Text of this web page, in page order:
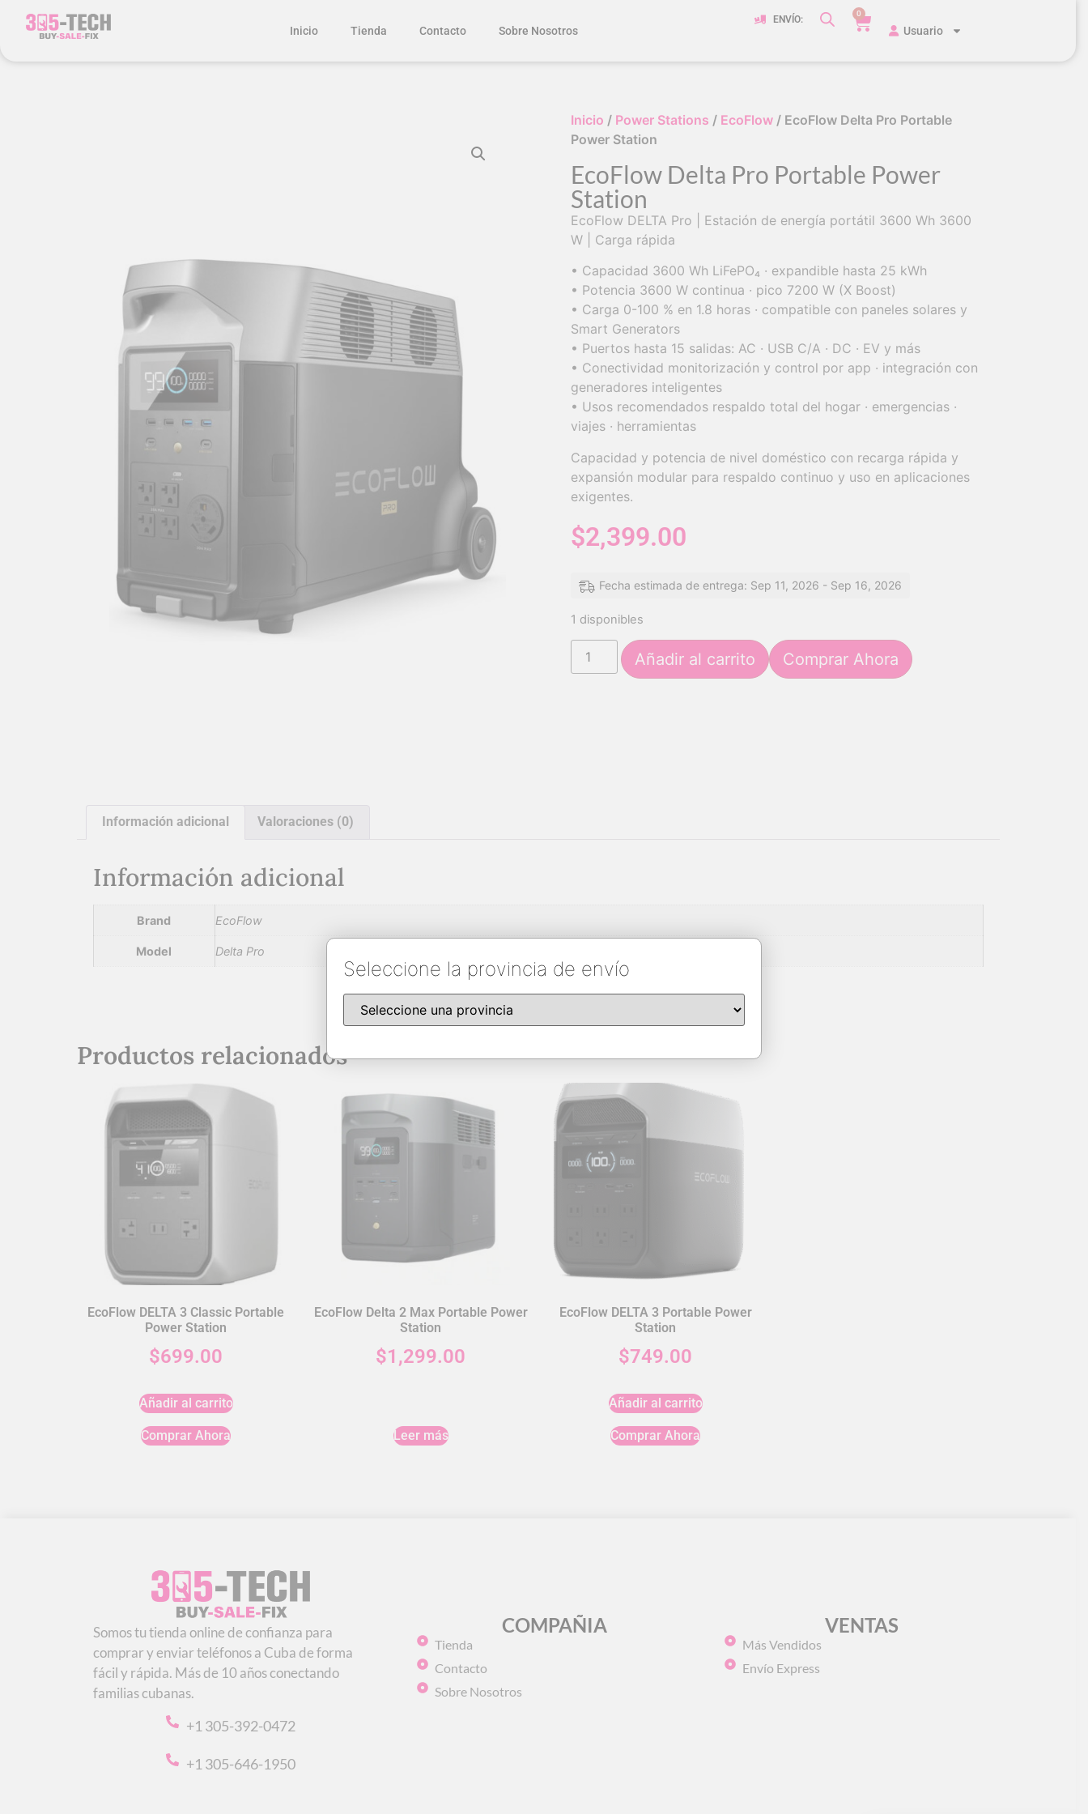
Inicio Tienda Contacto Sobre Nosotros
ENVÍO:
0
Usuario
Inicio / Power Stations / EcoFlow/ EcoFlow Delta Pro Portable
Power Station
EcoFlow Delta Pro Portable Power
Station
EcoFlow DELTA Pro | Estación de energía portátil 3600 Wh 3600
W | Carga rápida
• Capacidad 3600 Wh LiFePO₄ · expandible hasta 25 kWh
• Potencia 3600 W continua · pico 7200 W (X Boost)
• Carga 0-100 % en 1.8 horas · compatible con paneles solares y
Smart Generators
• Puertos hasta 15 salidas: AC · USB C/A · DC · EV y más
• Conectividad monitorización y control por app · integración con
generadores inteligentes
• Usos recomendados respaldo total del hogar · emergencias ·
viajes · herramientas
Capacidad y potencia de nivel doméstico con recarga rápida y
expansión modular para respaldo continuo y uso en aplicaciones
exigentes.
$2,399.00
Fecha estimada de entrega: Sep 11, 2026 - Sep 16, 2026
1 disponibles
Añadir al carrito Comprar Ahora
Información adicional Valoraciones (0)
Información adicional
Brand EcoFlow
Model Delta Pro
Productos relacionados
EcoFlow DELTA 3 Classic Portable
Power Station
$699.00
Añadir al carrito
Comprar Ahora
EcoFlow Delta 2 Max Portable Power
Station
$1,299.00
Leer más
EcoFlow DELTA 3 Portable Power
Station
$749.00
Añadir al carrito
Comprar Ahora
Somos tu tienda online de confianza para
comprar y enviar teléfonos a Cuba de forma
fácil y rápida. Más de 10 años conectando
familias cubanas.
+1 305-392-0472
+1 305-646-1950
COMPAÑIA
Tienda
Contacto
Sobre Nosotros
VENTAS
Más Vendidos
Envío Express
Seleccione la provincia de envío